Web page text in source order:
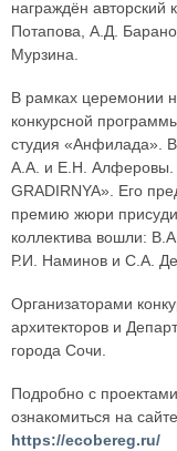
награждён
Потапова, А.Д.
Мурзина.
В рамках церемонии
конкурсной
студия «Анфилада». В
А.А. и Е.Н. Алферовы.
GRADIRNYA». Его
премию жюри
коллектива вошли:
Р.И. Наминов и С.А.
Организаторами
архитекторов и
города Сочи.
Подробно с
ознакомиться на
https://ecobereg.ru/